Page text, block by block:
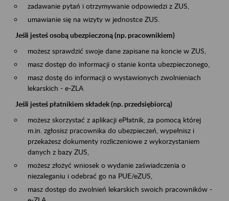
zadawanie pytań i otrzymywanie odpowiedzi z ZUS,
umawianie się na wizyty w jednostce ZUS.
Jeśli jesteś osobą ubezpieczoną (np. pracownikiem)
możesz sprawdzić swoje dane zapisane na koncie w ZUS,
masz dostęp do informacji o stanie konta ubezpieczonego,
masz dostę do informacji o wystawionych zwolnieniach
lekarskich - e-ZLA
Jeśli jesteś płatnikiem składek (np. przedsiębiorcą)
możesz skorzystać z aplikacji ePłatnik, za pomocą której
m.in. zgłosisz pracownika do ubezpieczeń, wypełnisz i
przekażesz dokumenty rozliczeniowe z wykorzystaniem
danych z bazy ZUS,
możesz złożyć wniosek o wydanie zaświadczenia o
niezaleganiu i odebrać go na PUE/eZUS,
masz dostęp do zwolnień lekarskich swoich pracowników -